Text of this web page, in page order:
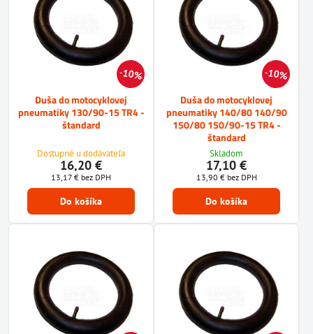
10%
Duša do motocyklovej
pneumatiky 130/90-15 TR4 -
štandard
Dostupné u dodávateľa
16,20 €
13,17 € bez DPH
Do košíka
10%
Duša do motocyklovej
pneumatiky 140/80 140/90
150/80 150/90-15 TR4 -
štandard
Skladom
17,10 €
13,90 € bez DPH
Do košíka